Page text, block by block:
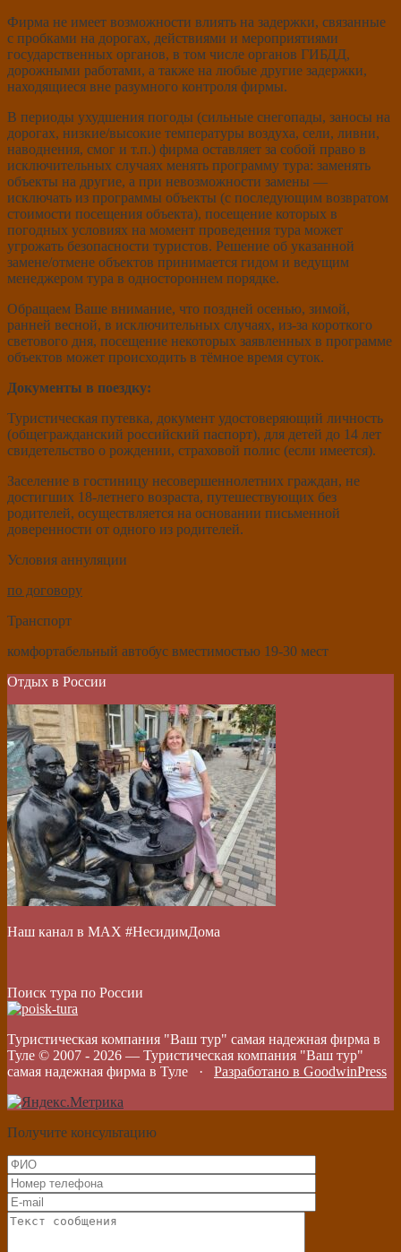
Фирма не имеет возможности влиять на задержки, связанные
с пробками на дорогах, действиями и мероприятиями
государственных органов, в том числе органов ГИБДД,
дорожными работами, а также на любые другие задержки,
находящиеся вне разумного контроля фирмы.
В периоды ухудшения погоды (сильные снегопады, заносы на
дорогах, низкие/высокие температуры воздуха, сели, ливни,
наводнения, смог и т.п.) фирма оставляет за собой право в
исключительных случаях менять программу тура: заменять
объекты на другие, а при невозможности замены —
исключать из программы объекты (с последующим возвратом
стоимости посещения объекта), посещение которых в
погодных условиях на момент проведения тура может
угрожать безопасности туристов. Решение об указанной
замене/отмене объектов принимается гидом и ведущим
менеджером тура в одностороннем порядке.
Обращаем Ваше внимание, что поздней осенью, зимой,
ранней весной, в исключительных случаях, из-за короткого
светового дня, посещение некоторых заявленных в программе
объектов может происходить в тёмное время суток.
Документы в поездку:
Туристическая путевка, документ удостоверяющий личность
(общегражданский российский паспорт), для детей до 14 лет
свидетельство о рождении, страховой полис (если имеется).
Заселение в гостиницу несовершеннолетних граждан, не
достигших 18-летнего возраста, путешествующих без
родителей, осуществляется на основании письменной
доверенности от одного из родителей.
Условия аннуляции
по договору
Транспорт
комфортабельный автобус вместимостью 19-30 мест
Отдых в России
Наш канал в МАХ #НесидимДома
Поиск тура по России
Туристическая компания "Ваш тур" самая надежная фирма в
Туле © 2007 - 2026 — Туристическая компания "Ваш тур"
самая надежная фирма в Туле · Разработано в GoodwinPress
Получите консультацию